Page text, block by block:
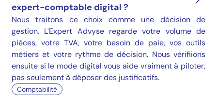
expert-comptable digital ?
Nous traitons ce choix comme une décision de
gestion. L'Expert Advyse regarde votre volume de
pièces, votre TVA, votre besoin de paie, vos outils
métiers et votre rythme de décision. Nous vérifiions
ensuite si le mode digital vous aide vraiment à piloter,
pas seulement à déposer des justificatifs.
Comptabilité